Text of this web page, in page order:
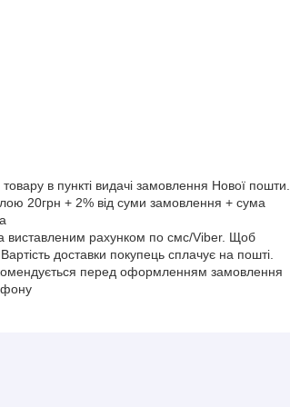
в пункті видачі замовлення Нової пошти.
20грн + 2% від суми замовлення + сума
виставленим рахунком по смс/Viber. Щоб
доставки покупець сплачує на пошті.
перед оформленням замовлення